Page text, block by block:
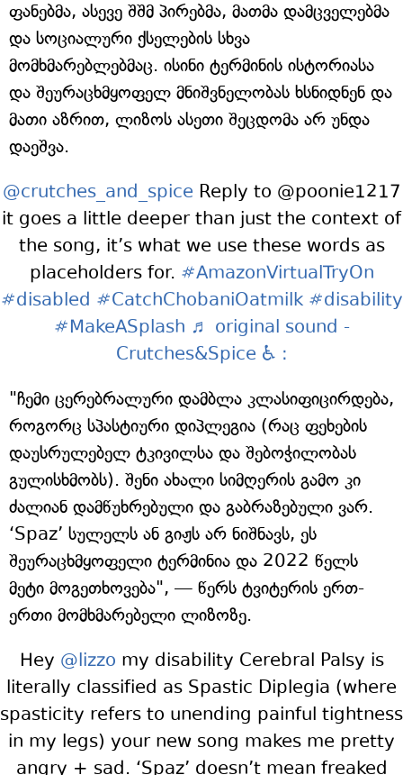
ფანებმა, ასევე შშმ პირებმა, მათმა დამცველებმა
და სოციალური ქსელების სხვა
მომხმარებლებმაც. ისინი ტერმინის ისტორიასა
და შეურაცხმყოფელ მნიშვნელობას ხსნიდნენ და
მათი აზრით, ლიზოს ასეთი შეცდომა არ უნდა
დაეშვა.
@crutches_and_spice Reply to @poonie1217
it goes a little deeper than just the context of
the song, it’s what we use these words as
placeholders for. #AmazonVirtualTryOn
#disabled #CatchChobaniOatmilk #disability
#MakeASplash ♬ original sound -
Crutches&Spice ♿️ :
"ჩემი ცერებრალური დამბლა კლასიფიცირდება,
როგორც სპასტიური დიპლეგია (რაც ფეხების
დაუსრულებელ ტკივილსა და შებოჭილობას
გულისხმობს). შენი ახალი სიმღერის გამო კი
ძალიან დამწუხრებული და გაბრაზებული ვარ.
‘Spaz’ სულელს ან გიჟს არ ნიშნავს, ეს
შეურაცხმყოფელი ტერმინია და 2022 წელს
მეტი მოგეთხოვება", — წერს ტვიტერის ერთ-
ერთი მომხმარებელი ლიზოზე.
Hey @lizzo my disability Cerebral Palsy is
literally classified as Spastic Diplegia (where
spasticity refers to unending painful tightness
in my legs) your new song makes me pretty
angry + sad. ‘Spaz’ doesn’t mean freaked